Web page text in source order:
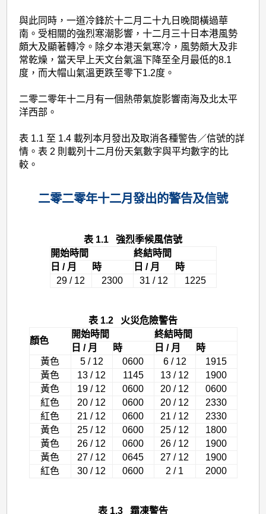
與此同時，一道冷鋒於十二月二十九日晚間橫過華
南。受相關的強烈寒潮影響，十二月三十日本港風勢
頗大及顯著轉冷。除夕本港天氣寒冷，風勢頗大及非
常乾燥，當天早上天文台氣溫下降至全月最低的8.1
度，而大帽山氣溫更跌至零下1.2度。
二零二零年十二月有一個熱帶氣旋影響南海及北太平
洋西部。
表 1.1 至 1.4 載列本月發出及取消各種警告／信號的詳
情。表 2 則載列十二月份天氣數字與平均數字的比
較。
二零二零年十二月發出的警告及信號
表 1.1 強烈季候風信號
開始時間
終結時間
日 / 月
時 日 / 月
時
29 / 12
2300 31 / 12 1225
表 1.2 火災危險警告
顏色
開始時間
終結時間
日 / 月
時 日 / 月
時
黃色
5 / 12 0600 6 / 12
1915
黃色
13 / 12 1145 13 / 12
1900
黃色
19 / 12 0600 20 / 12
0600
紅色
20 / 12 0600 20 / 12
2330
紅色
21 / 12 0600 21 / 12
2330
黃色
25 / 12 0600 25 / 12
1800
黃色
26 / 12 0600 26 / 12
1900
黃色
27 / 12 0645 27 / 12
1900
紅色
30 / 12 0600 2 / 1 2000
表 1.3 霜凍警告